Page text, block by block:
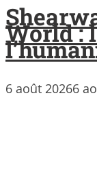
World :
6 août 20266